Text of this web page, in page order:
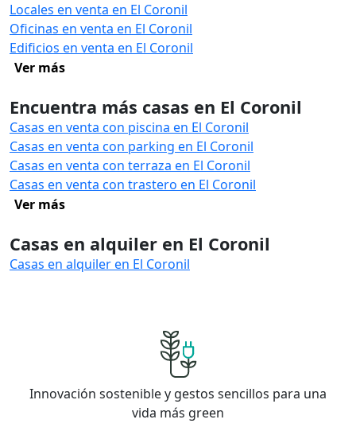
Locales en venta en El Coronil
Oficinas en venta en El Coronil
Edificios en venta en El Coronil
Ver más
Encuentra más casas en El Coronil
Casas en venta con piscina en El Coronil
Casas en venta con parking en El Coronil
Casas en venta con terraza en El Coronil
Casas en venta con trastero en El Coronil
Ver más
Casas en alquiler en El Coronil
Casas en alquiler en El Coronil
Innovación sostenible y gestos sencillos para una
vida más green